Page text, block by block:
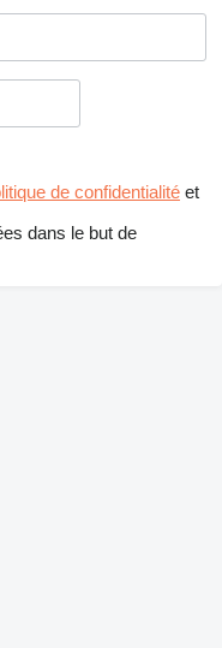
de confidentialité et
dans le but de